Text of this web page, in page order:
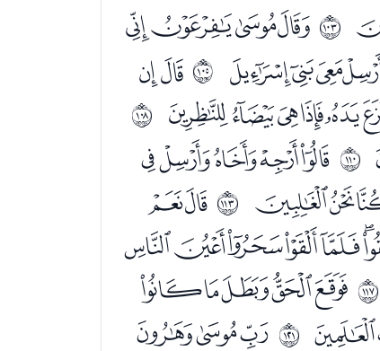
ﱦ ﯱﯲﯳﯴ
ﱨ ﭥﭦ
ﱫ
ﱭ ﮒﮓﮔﮕﮖ
ﱰ ﮫﮬ
ﱴ ﯸﯹﯺﯻﯼ
ﱸ ﭖﭗﭘ